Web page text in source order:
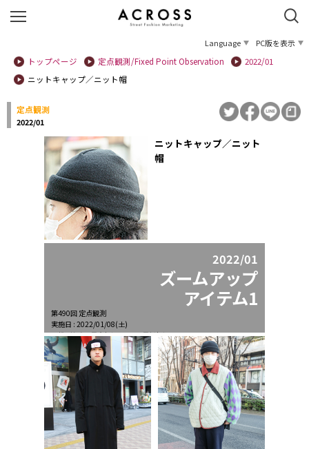
Language
PC版を表示
トップページ
定点観測/Fixed Point Observation
2022/01
ニットキャップ／ニット帽
定点観測
2022/01
ニットキャップ／ニット
帽
2022/01
ズームアップ
アイテム1
第490回 定点観測
実施日 : 2022/01/08(土)
天候 : 快晴、最高気温9.5℃、最低気温-0.2℃